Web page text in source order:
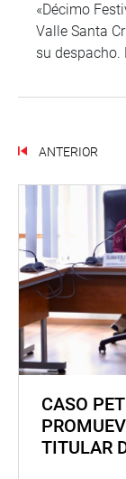
«Décimo
Valle Santa
su
ANTERIOR
CASO
TITULAR